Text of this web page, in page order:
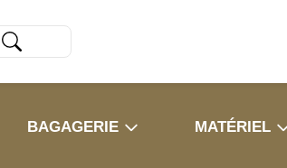
BAGAGERIE MATÉRIEL